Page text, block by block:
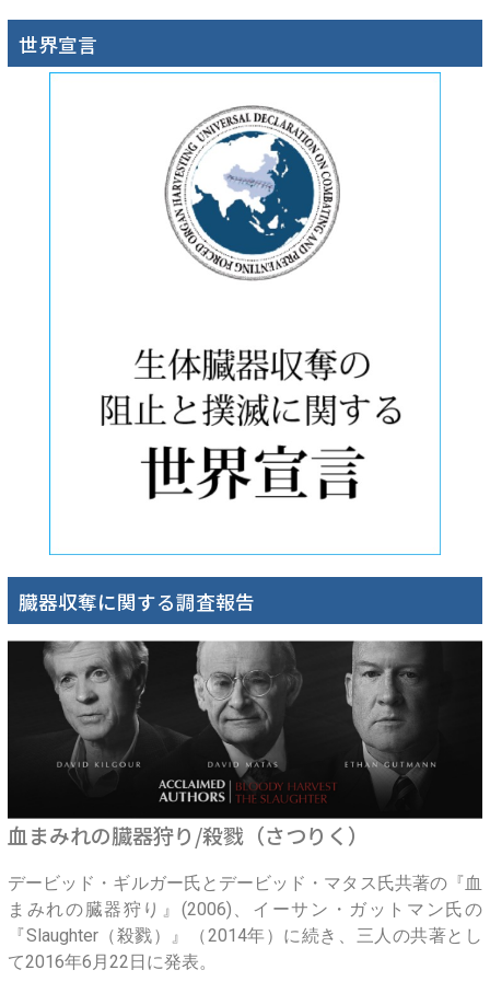
世界宣言
臓器収奪に関する調査報告
血まみれの臓器狩り/殺戮（さつりく）
デービッド・ギルガー氏とデービッド・マタス氏共著の『血
まみれの臓器狩り』(2006)、イーサン・ガットマン氏の
『Slaughter（殺戮）』（2014年）に続き、三人の共著とし
て2016年6月22日に発表。